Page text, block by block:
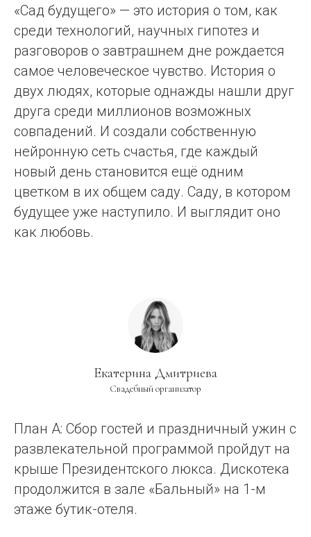
«Сад будущего» — это история о том, как
среди технологий, научных гипотез и
разговоров о завтрашнем дне рождается
самое человеческое чувство. История о
двух людях, которые однажды нашли друг
друга среди миллионов возможных
совпадений. И создали собственную
нейронную сеть счастья, где каждый
новый день становится ещё одним
цветком в их общем саду. Саду, в котором
будущее уже наступило. И выглядит оно
как любовь.
Екатерина Дмитриева
Свадебный организатор
План А: Сбор гостей и праздничный ужин с
развлекательной программой пройдут на
крыше Президентского люкса. Дискотека
продолжится в зале «Бальный» на 1-м
этаже бутик-отеля.